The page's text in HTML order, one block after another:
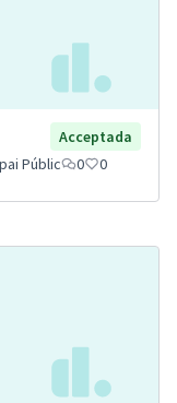
Acceptada
Públic 0 0